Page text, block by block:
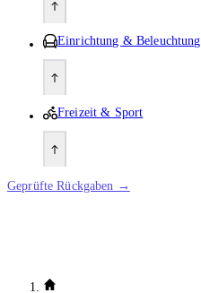
Einrichtung & Beleuchtung
Freizeit & Sport
Geprüfte Rückgaben →